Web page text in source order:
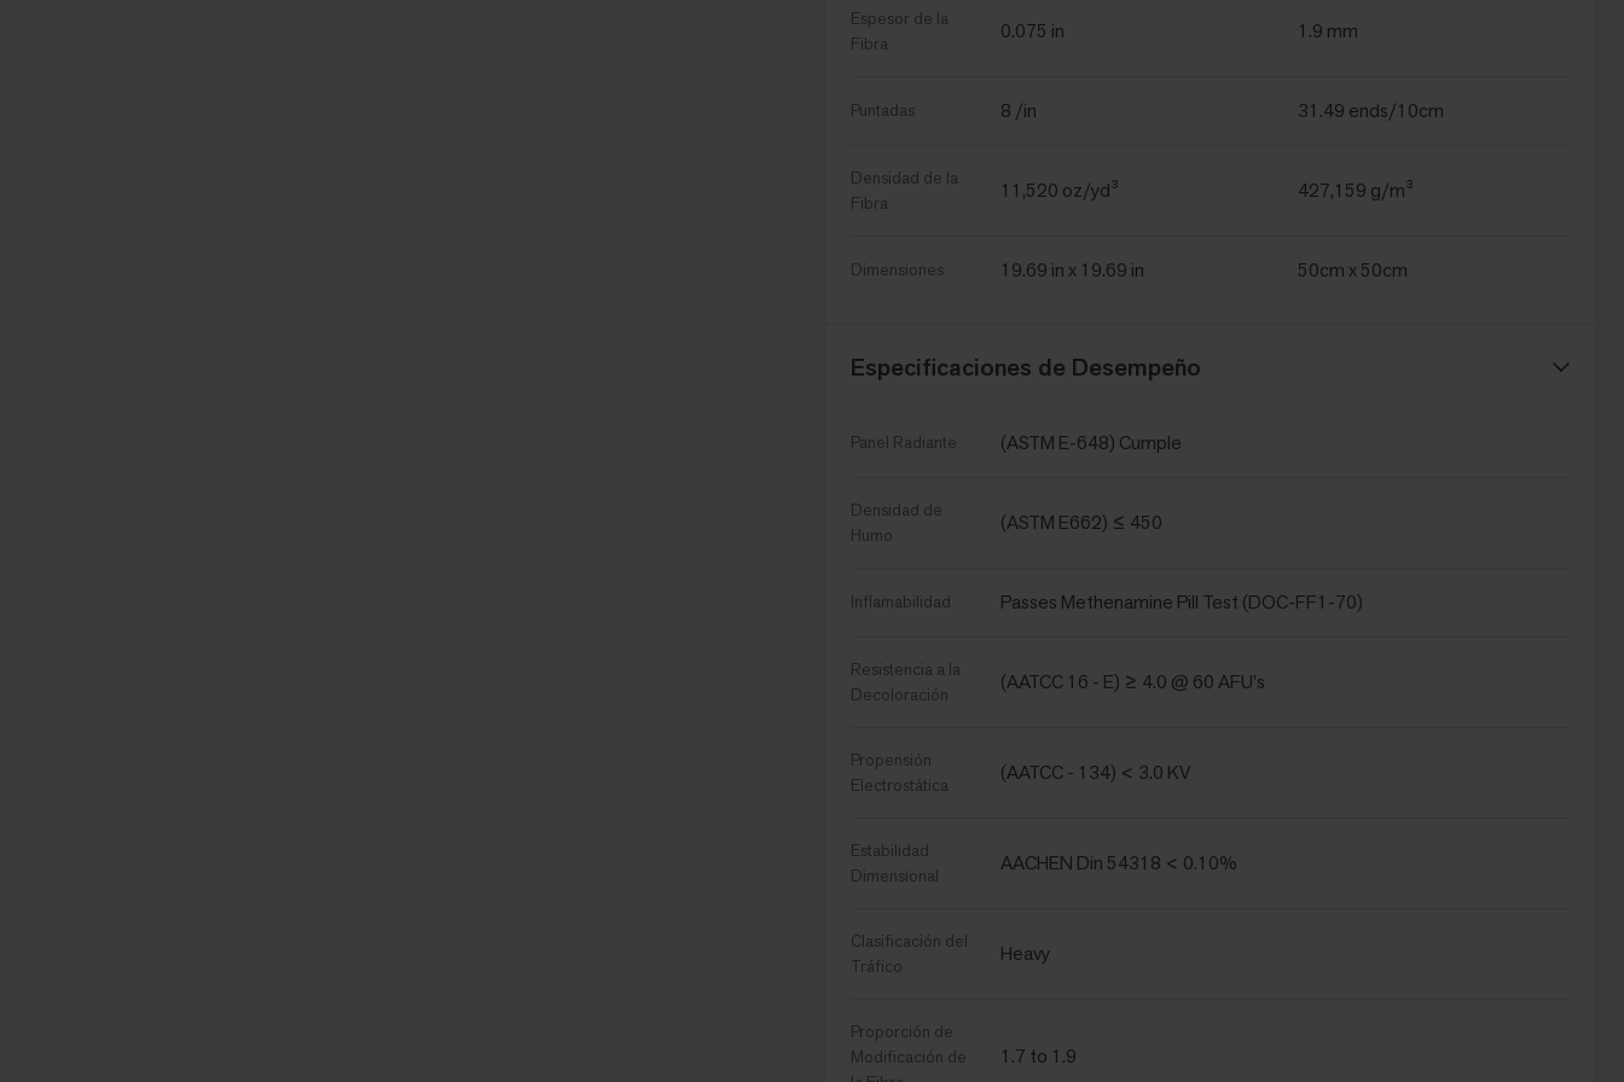
Espesor de la
Fibra
0.075 in 1.9 mm
Puntadas 8 /in 31.49 ends/10cm
Densidad de la
Fibra
11,520 oz/yd³ 427,159 g/m³
Dimensiones 19.69 in x 19.69 in 50cm x 50cm
Especificaciones de Desempeño
Panel Radiante (ASTM E-648) Cumple
Densidad de
Humo
(ASTM E662) ≤ 450
Inflamabilidad Passes Methenamine Pill Test (DOC-FF1-70)
Resistencia a la
Decoloración
(AATCC 16 - E) ≥ 4.0 @ 60 AFU's
Propensión
Electrostática
(AATCC - 134) < 3.0 KV
Estabilidad
Dimensional
AACHEN Din 54318 < 0.10%
Clasificación del
Tráfico
Heavy
Proporción de
Modificación de
1.7 to 1.9